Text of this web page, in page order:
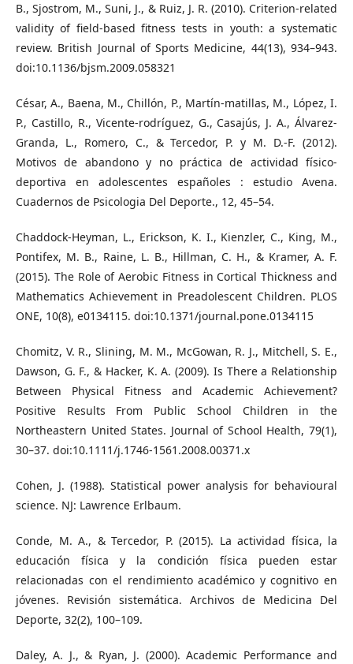
B., Sjostrom, M., Suni, J., & Ruiz, J. R. (2010). Criterion-related
validity of field-based fitness tests in youth: a systematic
review. British Journal of Sports Medicine, 44(13), 934–943.
doi:10.1136/bjsm.2009.058321
César, A., Baena, M., Chillón, P., Martín-matillas, M., López, I.
P., Castillo, R., Vicente-rodríguez, G., Casajús, J. A., Álvarez-
Granda, L., Romero, C., & Tercedor, P. y M. D.-F. (2012).
Motivos de abandono y no práctica de actividad físico-
deportiva en adolescentes españoles : estudio Avena.
Cuadernos de Psicologia Del Deporte., 12, 45–54.
Chaddock-Heyman, L., Erickson, K. I., Kienzler, C., King, M.,
Pontifex, M. B., Raine, L. B., Hillman, C. H., & Kramer, A. F.
(2015). The Role of Aerobic Fitness in Cortical Thickness and
Mathematics Achievement in Preadolescent Children. PLOS
ONE, 10(8), e0134115. doi:10.1371/journal.pone.0134115
Chomitz, V. R., Slining, M. M., McGowan, R. J., Mitchell, S. E.,
Dawson, G. F., & Hacker, K. A. (2009). Is There a Relationship
Between Physical Fitness and Academic Achievement?
Positive Results From Public School Children in the
Northeastern United States. Journal of School Health, 79(1),
30–37. doi:10.1111/j.1746-1561.2008.00371.x
Cohen, J. (1988). Statistical power analysis for behavioural
science. NJ: Lawrence Erlbaum.
Conde, M. A., & Tercedor, P. (2015). La actividad física, la
educación física y la condición física pueden estar
relacionadas con el rendimiento académico y cognitivo en
jóvenes. Revisión sistemática. Archivos de Medicina Del
Deporte, 32(2), 100–109.
Daley, A. J., & Ryan, J. (2000). Academic Performance and